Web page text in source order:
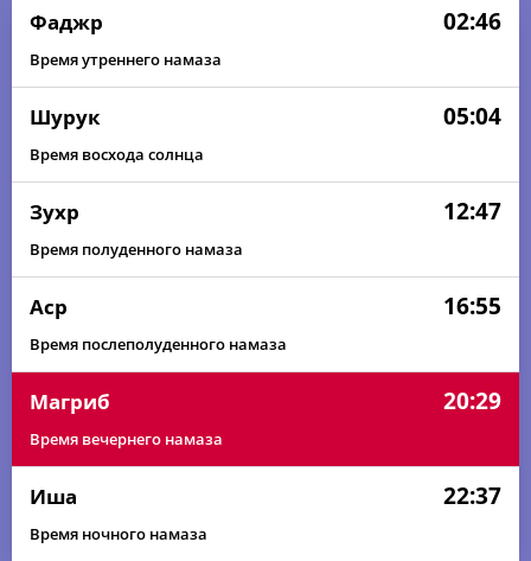
Фаджр 02:46
Время утреннего намаза
Шурук 05:04
Время восхода солнца
Зухр 12:47
Время полуденного намаза
Аср 16:55
Время послеполуденного намаза
Магриб 20:29
Время вечернего намаза
Иша 22:37
Время ночного намаза